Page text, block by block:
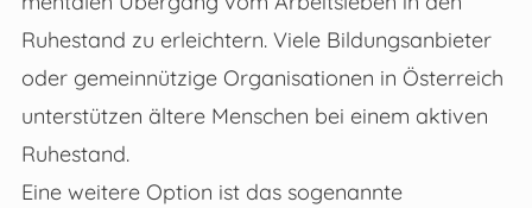
Ruhestand zu erleichtern. Viele Bildungsanbieter
oder gemeinnützige Organisationen in Österreich
unterstützen ältere Menschen bei einem aktiven
Ruhestand.
Eine weitere Option ist das sogenannte